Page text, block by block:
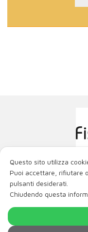
La miglior
di Trieste
Via
Via
P.IVA / C.F.
Cap.
Questo sito utilizza
Puoi accettare, rifiutare
pulsanti desiderati.
Chiudendo questa